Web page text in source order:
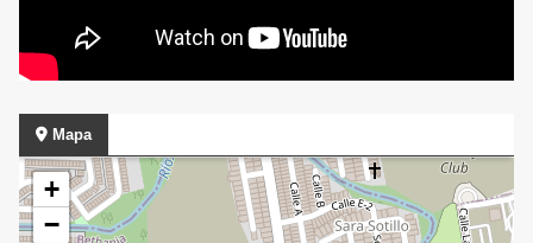
Mapa
+
−